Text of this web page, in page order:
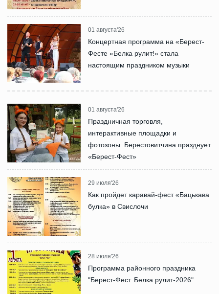
01 августа'26
Концертная программа на «Берест-
Фесте «Белка рулит!» стала
настоящим праздником музыки
01 августа'26
Праздничная торговля,
интерактивные площадки и
фотозоны. Берестовитчина празднует
«Берест-Фест»
29 июля'26
Как пройдет каравай-фест «Бацькава
булка» в Свислочи
28 июля'26
Программа районного праздника
"Берест-Фест. Белка рулит-2026"